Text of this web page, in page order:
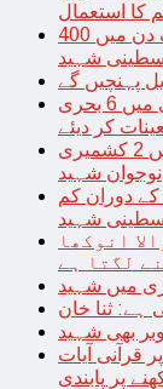
کا استعمال
غزہ پر اسرائیل کی وحشیانہ بمباری؛ ایک دن میں 400
شہید
پہنچیں گے
اسرائیل حماس کشیدگی چین نے مشرق وسطیٰ میں 6 بحری
کر دیئے
بھارتی فوج کی ریاستی دہشت گردی میں 2 کشمیری
نوجوان شہید
جاری، 24 گھنٹوں کے دوران کم
انوکھا
لگتا ہے
میں شہید
ثنا خان
قرآنی آیات
پر پابندی